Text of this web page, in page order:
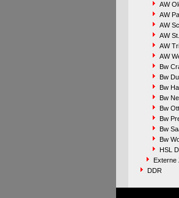
AW
AW
AW
AW
AW
AW
Bw
Bw
Bw
Bw
Bw
Bw
Bw
Bw
HSL
Externe
DDR